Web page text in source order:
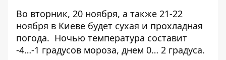
Во вторник, 20 ноября, а также 21-22
ноября в Киеве будет сухая и прохладная
погода. Ночью температура составит
-4…-1 градусов мороза, днем ​​0… 2 градуса.